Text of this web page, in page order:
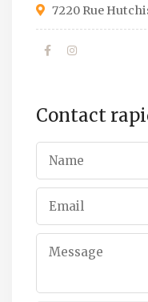
7220 Rue
Contact